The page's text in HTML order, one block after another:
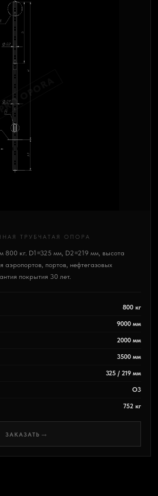
PRO OPORA
ТРУБЧАТАЯ ОПОРА
800 кг. D1=325 мм, D2=219 мм, высота
портов, нефтегазовых
покрытия 30 лет.
800 кг
9000 мм
2000 мм
3500 мм
325 / 219 мм
О3
752 кг
ЗАКАЗАТЬ →